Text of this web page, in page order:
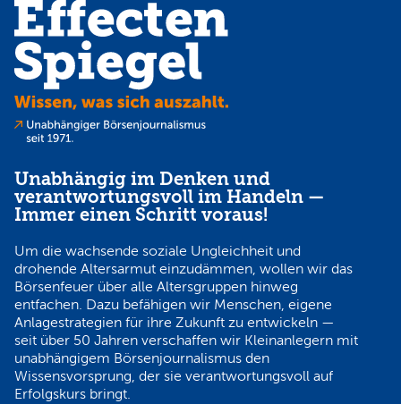
Unabhängig im Denken und
verantwortungsvoll im Handeln —
Immer einen Schritt voraus!
Um die wachsende soziale Ungleichheit und
drohende Altersarmut einzudämmen, wollen wir das
Börsenfeuer über alle Altersgruppen hinweg
entfachen. Dazu befähigen wir Menschen, eigene
Anlagestrategien für ihre Zukunft zu entwickeln —
seit über 50 Jahren verschaffen wir Kleinanlegern mit
unabhängigem Börsenjournalismus den
Wissensvorsprung, der sie verantwortungsvoll auf
Erfolgskurs bringt.